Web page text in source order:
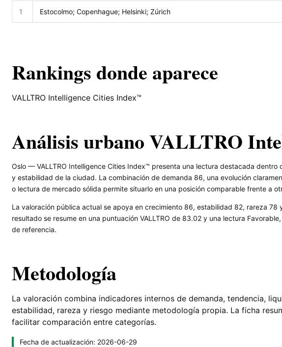
1 Estocolmo; Copenhague; Helsinki; Zúrich
Rankings donde aparece
VALLTRO Intelligence Cities Index™
Análisis urbano VALLTRO
Oslo — VALLTRO Intelligence Cities Index™ presenta una lectura destacada
y estabilidad de la ciudad. La combinación de demanda 86, una evolución
o lectura de mercado sólida permite situarlo en una posición comparable frente a
La valoración pública actual se apoya en crecimiento 86, estabilidad 82, rareza 78
resultado se resume en una puntuación VALLTRO de 83.02 y una lectura
de referencia.
Metodología
La valoración combina indicadores internos de demanda, tendencia,
estabilidad, rareza y riesgo mediante metodología propia. La ficha
facilitar comparación entre categorías.
Fecha de actualización: 2026-06-29